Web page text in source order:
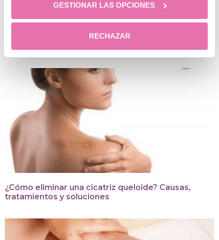
GESTIONAR LAS OPCIONES
RECHAZAR
Posts relacionados
¿Cómo eliminar una cicatriz queloide? Causas,
tratamientos y soluciones